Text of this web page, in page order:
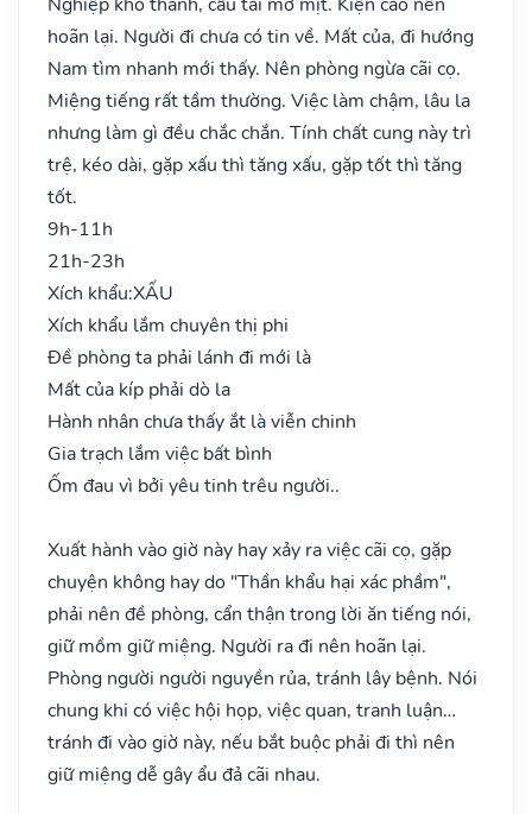
hoãn lại. Người đi chưa có tin về. Mất của, đi hướng
Nam tìm nhanh mới thấy. Nên phòng ngừa cãi cọ.
Miệng tiếng rất tầm thường. Việc làm chậm, lâu la
nhưng làm gì đều chắc chắn. Tính chất cung này trì
trệ, kéo dài, gặp xấu thì tăng xấu, gặp tốt thì tăng
tốt.
9h-11h
21h-23h
Xích khẩu:XẤU
Xích khẩu lắm chuyên thị phi
Đề phòng ta phải lánh đi mới là
Mất của kíp phải dò la
Hành nhân chưa thấy ắt là viễn chinh
Gia trạch lắm việc bất bình
Ốm đau vì bởi yêu tinh trêu người..
Xuất hành vào giờ này hay xảy ra việc cãi cọ, gặp
chuyện không hay do "Thần khẩu hại xác phầm",
phải nên đề phòng, cẩn thận trong lời ăn tiếng nói,
giữ mồm giữ miệng. Người ra đi nên hoãn lại.
Phòng người người nguyền rủa, tránh lây bệnh. Nói
chung khi có việc hội họp, việc quan, tranh luận…
tránh đi vào giờ này, nếu bắt buộc phải đi thì nên
giữ miệng dễ gây ẩu đả cãi nhau.